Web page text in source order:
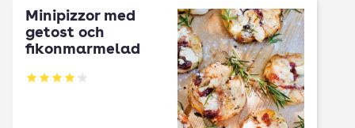
Minipizzor med
getost och
fikonmarmelad
Betyg: 4.06 av 5